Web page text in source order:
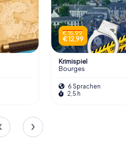
€ 15,99
€ 12,99
Krimispiel
Bourges
6 Sprachen
2,5 h